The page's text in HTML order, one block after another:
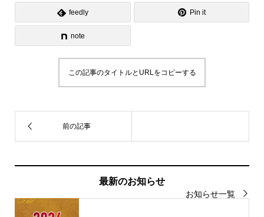
feedly Pin it
note
この記事のタイトルとURLをコピーする
最新のお知らせ
お知らせ一覧